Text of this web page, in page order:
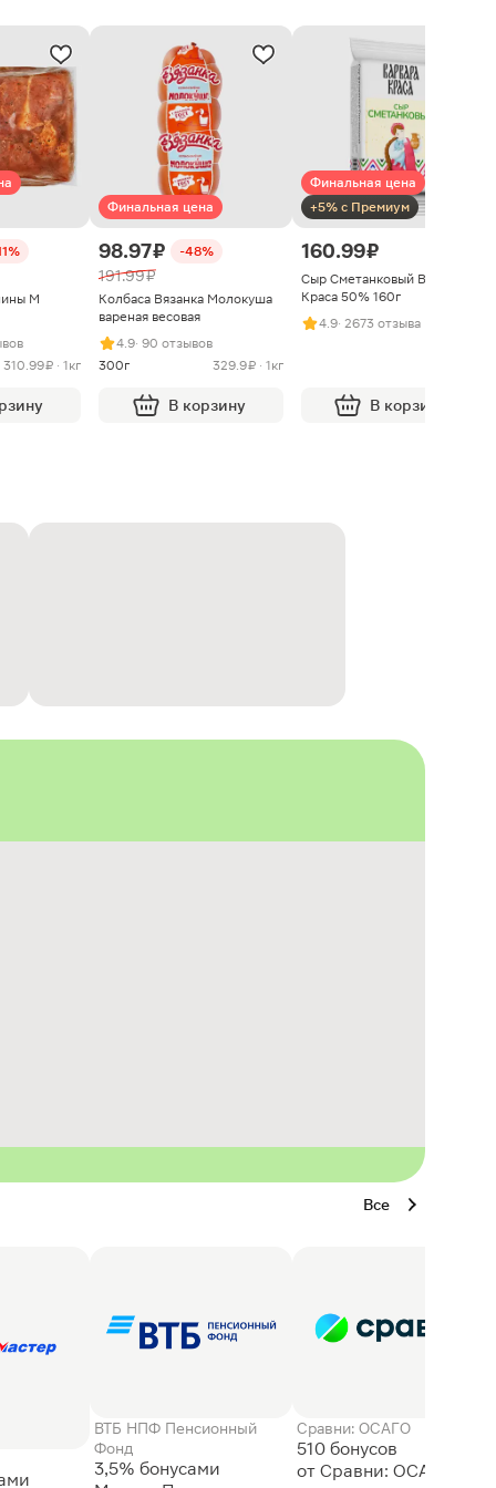
М
310.99 ₽ · 1кг
Финальная цена
98.97 ₽ -48%
191.99 ₽
Колбаса Вязанка Молокуша
вареная весовая
4.9· 90 отзывов
300г
329.9 ₽ · 1кг
В корзину
Финальная цена
+5% с Премиум
160.99 ₽
Сыр Сметанковый Варвара
Краса 50% 160г
4.9· 2673 отзыва
В корзину
Все
ВТБ НПФ Пенсионный
Фонд
3,5% бонусами
Сравни: ОСАГО
510 бонусов